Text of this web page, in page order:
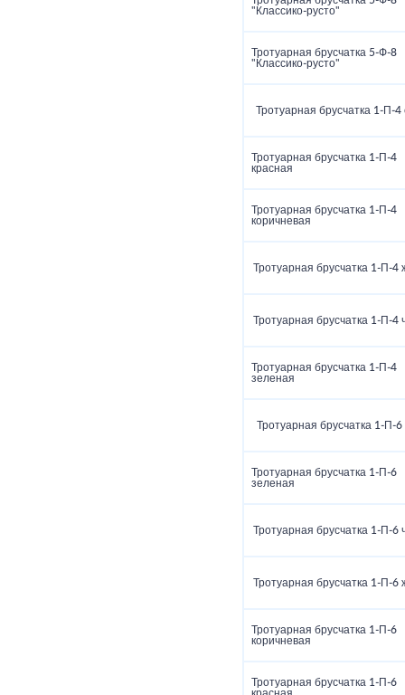
"Классико‑русто"
Тротуарная брусчатка 5‑Ф‑8
"Классико‑русто"
Тротуарная брусчатка
Тротуарная брусчатка 1‑П‑4
красная
Тротуарная брусчатка 1‑П‑4
коричневая
Тротуарная брусчатка 1‑П‑4
Тротуарная брусчатка 1‑П‑4
Тротуарная брусчатка 1‑П‑4
зеленая
Тротуарная брусчатка
Тротуарная брусчатка 1‑П‑6
зеленая
Тротуарная брусчатка 1‑П‑6
Тротуарная брусчатка 1‑П‑6
Тротуарная брусчатка 1‑П‑6
коричневая
Тротуарная брусчатка 1‑П‑6